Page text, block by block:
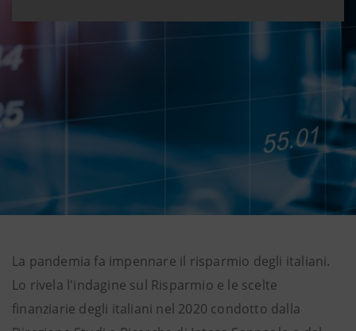
La pandemia fa impennare il risparmio degli italiani.
Lo rivela l'indagine sul Risparmio e le scelte
finanziarie degli italiani nel 2020 condotto dalla